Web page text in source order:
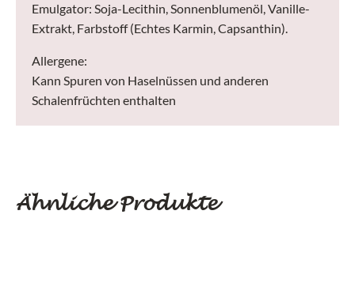
Emulgator: Soja-Lecithin, Sonnenblumenöl, Vanille-
Extrakt, Farbstoff (Echtes Karmin, Capsanthin).
Allergene:
Kann Spuren von Haselnüssen und anderen
Schalenfrüchten enthalten
Ähnliche Produkte